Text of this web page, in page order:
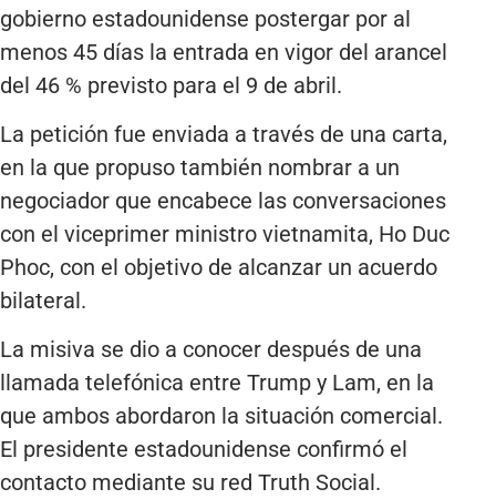
gobierno estadounidense postergar por al
menos 45 días la entrada en vigor del arancel
del 46 % previsto para el 9 de abril.
La petición fue enviada a través de una carta,
en la que propuso también nombrar a un
negociador que encabece las conversaciones
con el viceprimer ministro vietnamita, Ho Duc
Phoc, con el objetivo de alcanzar un acuerdo
bilateral.
La misiva se dio a conocer después de una
llamada telefónica entre Trump y Lam, en la
que ambos abordaron la situación comercial.
El presidente estadounidense confirmó el
contacto mediante su red Truth Social.